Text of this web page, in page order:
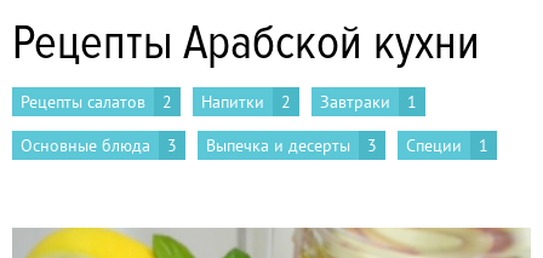
Рецепты Арабской кухни
Рецепты салатов 2 Напитки 2 Завтраки
1
Основные блюда
3 Выпечка и десерты 3 Специи 1